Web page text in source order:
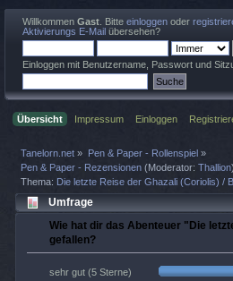
Willkommen Gast . Bitte einloggen oder
Aktivierungs E-Mail übersehen?
Einloggen mit Benutzername, Passwort und
Übersicht Impressum Einloggen
Tanelorn.net » Pen & Paper - Rollenspiel»
Pen & Paper - Rezensionen (Moderator:Thallion
Thema: Die letzte Reise der Ghazali (Coriolis) /
Umfrage
Wie hat dir das Abenteuer "Die
gefallen?
sehr gut (5 Sterne)